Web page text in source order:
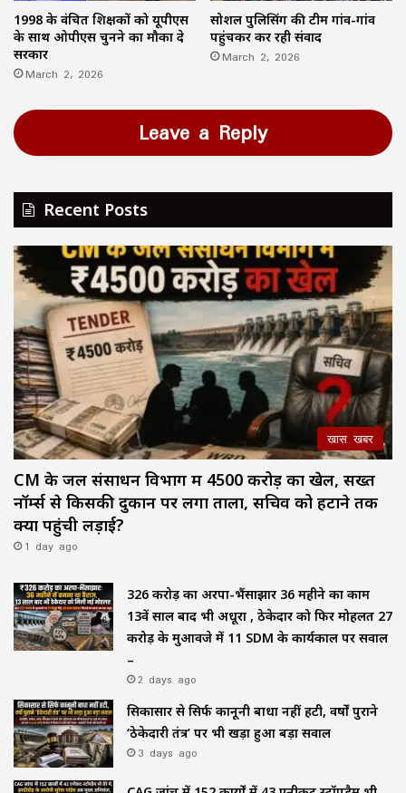
1998 के वंचित शिक्षकों को यूपीएस
के साथ ओपीएस चुनने का मौका दे
सरकार
March 2, 2026
सोशल पुलिसिंग की टीम गांव-गांव
पहुंचकर कर रही संवाद
March 2, 2026
Leave a Reply
Recent Posts
खास खबर
CM के जल संसाधन विभाग में ₹4500 करोड़ का खेल, सख्त
नॉर्म्स से किसकी दुकान पर लगा ताला, सचिव को हटाने तक
क्यों पहुंची लड़ाई?
1 day ago
₹326 करोड़ का अरपा-भैंसाझार 36 महीने का काम
13वें साल बाद भी अधूरा , ठेकेदार को फिर मोहलत ₹27
करोड़ के मुआवजे में 11 SDM के कार्यकाल पर सवाल
–
2 days ago
सिकासार से सिर्फ कानूनी बाधा नहीं हटी, वर्षों पुराने
‘ठेकेदारी तंत्र’ पर भी खड़ा हुआ बड़ा सवाल
3 days ago